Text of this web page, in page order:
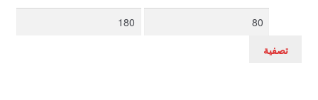
أدنى
أعلى
تصفية